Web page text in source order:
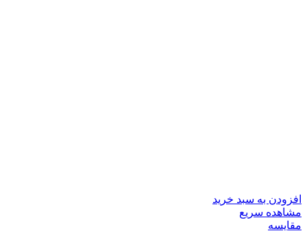
افزودن به سبد خرید
مشاهده سریع
مقایسه